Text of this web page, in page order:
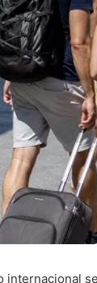
internacional